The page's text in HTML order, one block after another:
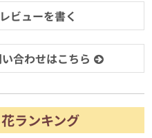
ビューを書く
合わせはこちら
ランキング